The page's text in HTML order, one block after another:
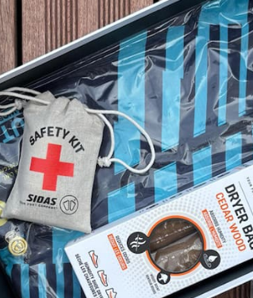
à pied. Grâce à leur technologie
sur vos articulations, minimisant ainsi
semelles Sidas favorisent également une
du poids, améliorant ainsi vos
votre confort au quotidien. Que vous soyez
à la recherche d'un meilleur maintien du
pour une expérience de marche et de
soin de vos pieds et restez au top de
!